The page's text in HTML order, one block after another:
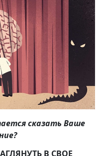
сказать Ваше
В СВОЕ